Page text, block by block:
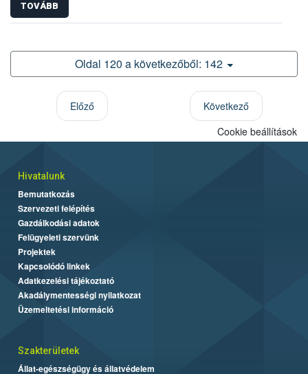
TOVÁBB
Oldal 120 a következőből: 142
Előző
Következő
Cookie beállítások
Hivatalunk
Bemutatkozás
Szervezeti felépítés
Gazdálkodási adatok
Felügyeleti szervünk
Projektek
Kapcsolódó linkek
Adatkezelési tájékoztató
Akadálymentességi nyilatkozat
Üzemeltetési információ
Szakterületek
Állat-egészségügy és állatvédelem